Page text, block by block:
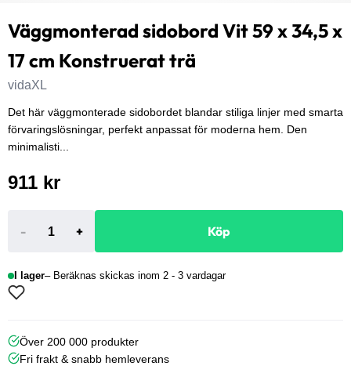
Väggmonterad sidobord Vit 59 x 34,5 x
17 cm Konstruerat trä
vidaXL
Det här väggmonterade sidobordet blandar stiliga linjer med smarta
förvaringslösningar, perfekt anpassat för moderna hem. Den
minimalisti...
911 kr
- + Köp
I lager Beräknas skickas inom 2 - 3 vardagar
Över 200 000 produkter
Fri frakt & snabb hemleverans